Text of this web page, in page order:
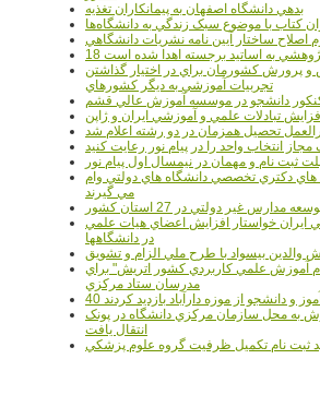
بدهي دانشگاه اصفهان به پيمانکاران تغذيه
اصلاح ساختار آيين نامه نشريات دانشگاهي
به اساتيد برجسته اهدا شده است
و پرورش کشورمان براي در اختيار گذاشتن
تجربيات آموزشي به ديگر کشورهاي
دانشجو در موسسه آموزش عالي قشم
افزايش تبادلات علمي و آموزشي ايران و ژاپن
تحصیل همزمان در دو رشته اعلام شد
انتخاب واحد را در پیام نور رعایت کنید
ثبت نام و مهمان در نیمسال اول پیام نور
هاي دكتري تخصصي دانشگاه هاي دولتي وام
مي گيرند
غير دولتي در 27 استان کشور
خواستار افزايش اعضاي هيات علمي
در دانشگاهها
والدين بيسواد با طرح ملي الزام و تشويق
آموزش علمي كاربردي كشور اتريش" براي
مدرسان ستاد مرکزي
و دانشجو از موزه دارآباد بازديد کردند
به محل سازمان مرکزي دانشگاه در پونک
انتقال يافت
ثبت نام تکميل ظرفيت گروه علوم پزشکي